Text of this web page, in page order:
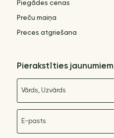
Piegādes cenas
Preču maiņa
Preces atgriešana
Pierakstīties jaunumiem